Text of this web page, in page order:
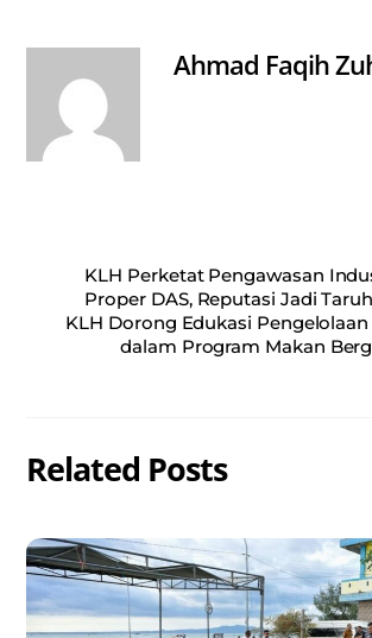
pp Ahmad Faqih
KLH Perketat Pengawasan
Proper DAS, Reputasi Jadi
KLH Dorong Edukasi
dalam Program Makan
Related Posts